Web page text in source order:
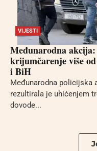
VIJESTI
Međunarodna
krijumčarenje više
i BiH
Međunarodna policijska
rezultirala je uhićenjem
dovode...